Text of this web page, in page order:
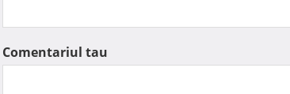
Comentariul tau